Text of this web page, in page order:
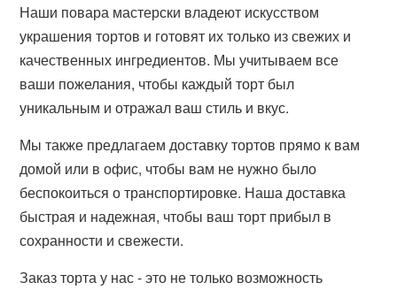
Наши повара мастерски владеют искусством
украшения тортов и готовят их только из свежих и
качественных ингредиентов. Мы учитываем все
ваши пожелания, чтобы каждый торт был
уникальным и отражал ваш стиль и вкус.
Мы также предлагаем доставку тортов прямо к вам
домой или в офис, чтобы вам не нужно было
беспокоиться о транспортировке. Наша доставка
быстрая и надежная, чтобы ваш торт прибыл в
сохранности и свежести.
Заказ торта у нас - это не только возможность